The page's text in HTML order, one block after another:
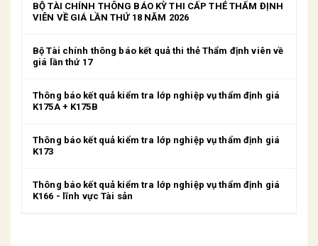
BỘ TÀI CHÍNH THÔNG BÁO KỲ THI CẤP THẺ THẨM ĐỊNH
VIÊN VỀ GIÁ LẦN THỨ 18 NĂM 2026
Bộ Tài chính thông báo kết quả thi thẻ Thẩm định viên về
giá lần thứ 17
Thông báo kết quả kiểm tra lớp nghiệp vụ thẩm định giá
K175A + K175B
Thông báo kết quả kiểm tra lớp nghiệp vụ thẩm định giá
K173
Thông báo kết quả kiểm tra lớp nghiệp vụ thẩm định giá
K166 - lĩnh vực Tài sản